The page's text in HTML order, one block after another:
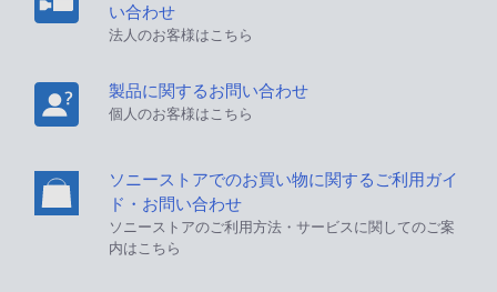
い合わせ
法人のお客様はこちら
製品に関するお問い合わせ
個人のお客様はこちら
ソニーストアでのお買い物に関するご利用ガイ
ド・お問い合わせ
ソニーストアのご利用方法・サービスに関してのご案
内はこちら